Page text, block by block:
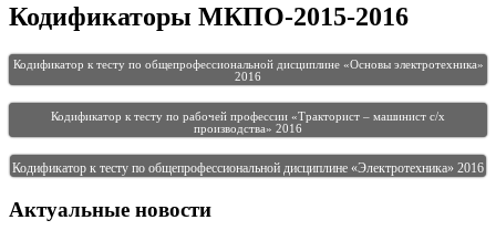
Кодификаторы МКПО-2015-2016
Кодификатор к тесту по общепрофессиональной дисциплине «Основы электротехника»
2016
Кодификатор к тесту по рабочей профессии «Тракторист – машинист с/х
производства» 2016
Кодификатор к тесту по общепрофессиональной дисциплине «Электротехника» 2016
Актуальные новости